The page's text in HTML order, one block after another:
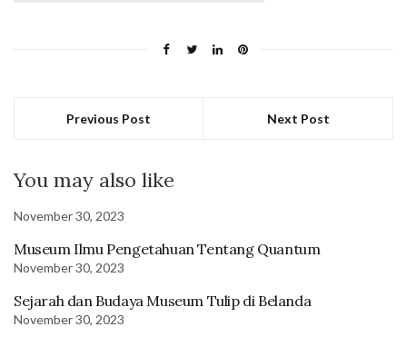
Previous Post Next Post
You may also like
November 30, 2023
Museum Ilmu Pengetahuan Tentang Quantum
November 30, 2023
Sejarah dan Budaya Museum Tulip di Belanda
November 30, 2023